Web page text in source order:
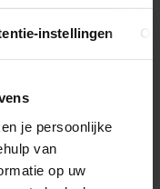
instellingen
je persoonlijke
van
op uw